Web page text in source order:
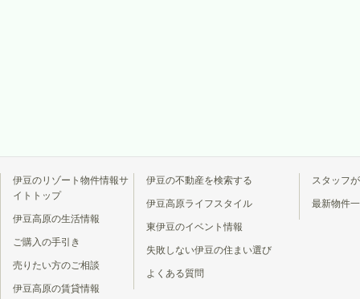
伊豆のリゾート物件情報サ
イトトップ
伊豆高原の生活情報
ご購入の手引き
売りたい方のご相談
伊豆高原の賃貸情報
伊豆の不動産を検索する
伊豆高原ライフスタイル
東伊豆のイベント情報
失敗しない伊豆の住まい選び
よくある質問
スタッフ
最新物件